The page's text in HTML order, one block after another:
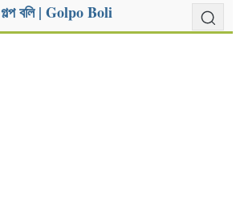
গল্প বলি | Golpo Boli